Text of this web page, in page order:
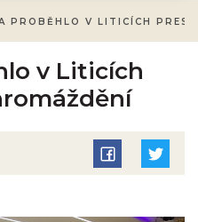
v Liticích